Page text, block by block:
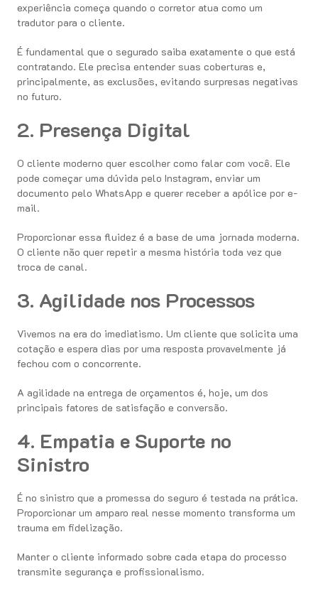
experiência começa quando o corretor atua como um
tradutor para o cliente.
É fundamental que o segurado saiba exatamente o que está
contratando. Ele precisa entender suas coberturas e,
principalmente, as exclusões, evitando surpresas negativas
no futuro.
2. Presença Digital
O cliente moderno quer escolher como falar com você. Ele
pode começar uma dúvida pelo Instagram, enviar um
documento pelo WhatsApp e querer receber a apólice por e-
mail.
Proporcionar essa fluidez é a base de uma jornada moderna.
O cliente não quer repetir a mesma história toda vez que
troca de canal.
3. Agilidade nos Processos
Vivemos na era do imediatismo. Um cliente que solicita uma
cotação e espera dias por uma resposta provavelmente já
fechou com o concorrente.
A agilidade na entrega de orçamentos é, hoje, um dos
principais fatores de satisfação e conversão.
4. Empatia e Suporte no
Sinistro
É no sinistro que a promessa do seguro é testada na prática.
Proporcionar um amparo real nesse momento transforma um
trauma em fidelização.
Manter o cliente informado sobre cada etapa do processo
transmite segurança e profissionalismo.